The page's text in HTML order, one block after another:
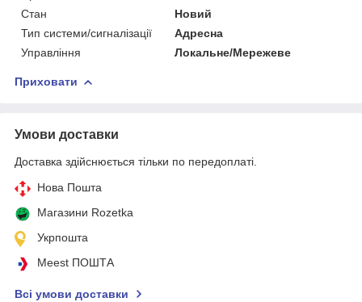
Стан
Новий
Тип системи/сигналізації
Адресна
Управління
Локальне/Мережеве
Приховати
Умови доставки
Доставка здійснюється тільки по передоплаті.
Нова Пошта
Магазини Rozetka
Укрпошта
Meest ПОШТА
Всі умови доставки